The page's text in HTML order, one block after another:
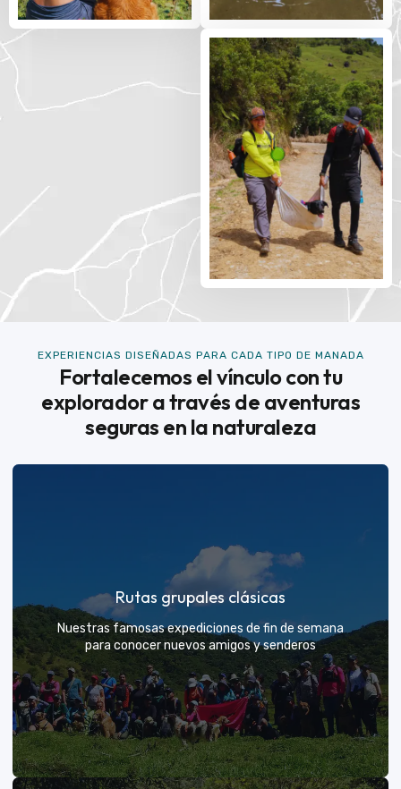
EXPERIENCIAS DISEÑADAS PARA CADA TIPO DE MANADA
Fortalecemos el vínculo con tu
explorador a través de aventuras
seguras en la naturaleza
Rutas grupales clásicas
Nuestras famosas expediciones de fin de semana
para conocer nuevos amigos y senderos